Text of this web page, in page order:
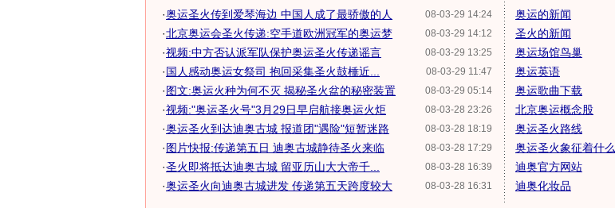
08-03-29 14:24
·奥运圣火传到爱琴海边 中国人成了最骄傲的人
08-03-29 14:12
·北京奥运会圣火传递:空手道欧洲冠军的奥运梦
08-03-29 13:25
·视频:中方否认派军队保护奥运圣火传递谣言
08-03-29 11:47
·国人感动奥运女祭司 抱回采集圣火鼓棰近...
08-03-29 05:14
·图文:奥运火种为何不灭 揭秘圣火盆的秘密装置
08-03-28 23:26
·视频:"奥运圣火号"3月29日早启航接奥运火炬
08-03-28 18:19
·奥运圣火到达迪奥古城 报道团"遇险"短暂迷路
08-03-28 17:29
·图片快报:传递第五日 迪奥古城静待圣火来临
08-03-28 16:39
·圣火即将抵达迪奥古城 留亚历山大大帝千...
08-03-28 16:31
·奥运圣火向迪奥古城进发 传递第五天跨度较大
奥运的新闻
圣火的新闻
奥运场馆鸟巢
奥运英语
奥运歌曲下载
北京奥运概念股
奥运圣火路线
奥运圣火象征着什么
迪奥官方网站
迪奥化妆品